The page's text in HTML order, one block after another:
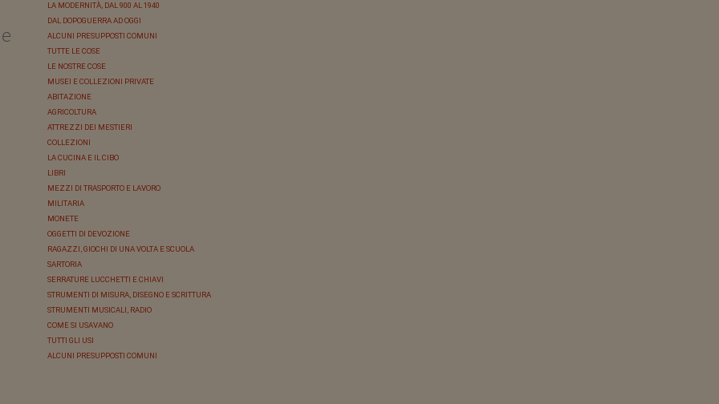
LA MODERNITÀ, DAL 900 AL 1940
DAL DOPOGUERRA AD OGGI
ALCUNI PRESUPPOSTI COMUNI
TUTTE LE COSE
LE NOSTRE COSE
MUSEI E COLLEZIONI PRIVATE
ABITAZIONE
AGRICOLTURA
ATTREZZI DEI MESTIERI
COLLEZIONI
LA CUCINA E IL CIBO
LIBRI
MEZZI DI TRASPORTO E LAVORO
MILITARIA
MONETE
OGGETTI DI DEVOZIONE
RAGAZZI, GIOCHI DI UNA VOLTA E SCUOLA
SARTORIA
SERRATURE LUCCHETTI E CHIAVI
STRUMENTI DI MISURA, DISEGNO E SCRITTURA
STRUMENTI MUSICALI, RADIO
COME SI USAVANO
TUTTI GLI USI
ALCUNI PRESUPPOSTI COMUNI